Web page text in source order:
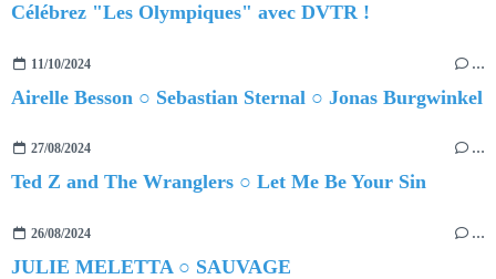
Célébrez "Les Olympiques" avec DVTR !
11/10/2024 …
Airelle Besson ○ Sebastian Sternal ○ Jonas Burgwinkel
27/08/2024 …
Ted Z and The Wranglers ○ Let Me Be Your Sin
26/08/2024 …
JULIE MELETTA ○ SAUVAGE